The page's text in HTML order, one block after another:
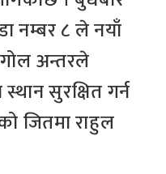
नम्बर ८ ले नयाँ
अन्तरले
सुरक्षित गर्न
जितमा राहुल